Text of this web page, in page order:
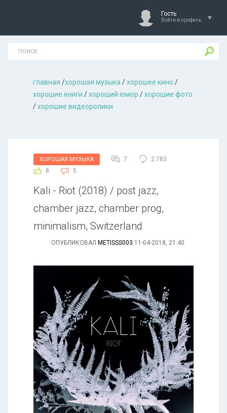
Гость
Войти в профиль
главная /хорошая музыкa /хорошее кино /
хорошие книги /хороший юмор /хорошие фото
/хорошие видеоролики
ХОРОШАЯ МУЗЫКА 7
2 783
8
5
Kali - Riot (2018) / post jazz,
chamber jazz, chamber prog,
minimalism, Switzerland
ОПУБЛИКОВАЛ METISSS003 11-04-2018, 21:40